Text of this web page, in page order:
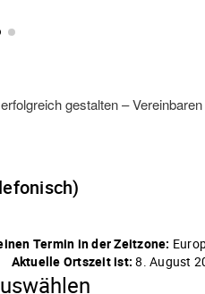
gestalten –